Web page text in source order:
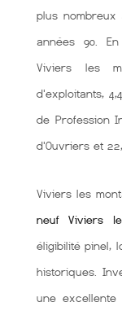
plus
années 90.
Viviers les
d'exploitants,
de Profession
d'Ouvriers et
Viviers les
neuf Viviers
éligibilité pinel,
historiques.
une